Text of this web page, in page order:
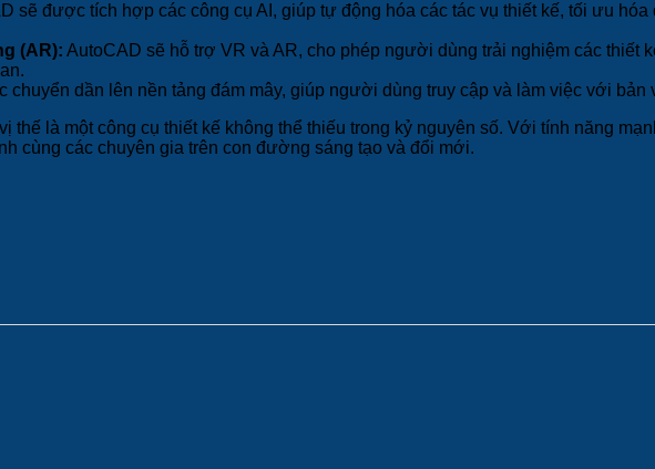
sẽ được tích hợp các công cụ AI, giúp tự động hóa các tác vụ thiết kế, tối ưu
(AR): AutoCAD sẽ hỗ trợ VR và AR, cho phép người dùng trải nghiệm các thiết
chuyển dần lên nền tảng đám mây, giúp người dùng truy cập và làm việc với bản
thế là một công cụ thiết kế không thể thiếu trong kỷ nguyên số. Với tính năng
cùng các chuyên gia trên con đường sáng tạo và đổi mới.